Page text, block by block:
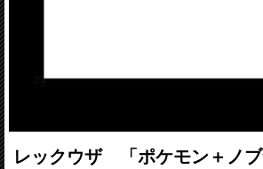
レックウザ 「ポケモン＋ノブ